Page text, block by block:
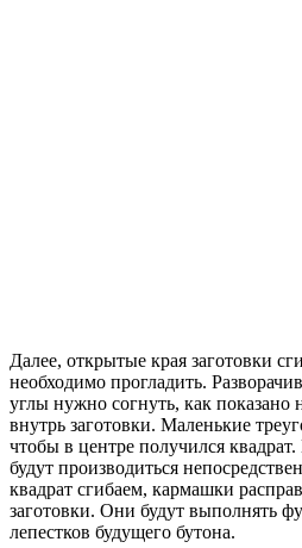
Далее, открытые края заготовки
необходимо прогладить.
углы нужно согнуть, как показано
внутрь заготовки. Маленькие
чтобы в центре получился
будут производиться
квадрат сгибаем, кармашки
заготовки. Они будут выполнять
лепестков будущего бутона.